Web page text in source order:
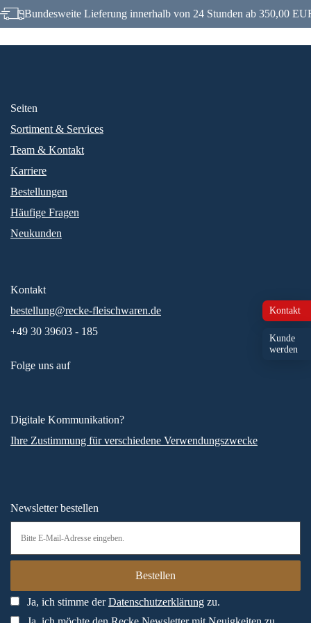
Bundesweite Lieferung innerhalb von 24 Stunden ab 350,00
Kontakt
Kunde
werden
Seiten
Sortiment & Services
Team & Kontakt
Karriere
Bestellungen
Häufige Fragen
Neukunden
Kontakt
bestellung@recke-fleischwaren.de
+49 30 39603 - 185
Folge uns auf
Digitale Kommunikation?
Ihre Zustimmung für verschiedene Verwendungszwecke
Newsletter bestellen
Ja, ich stimme derDatenschutzerklärung zu.